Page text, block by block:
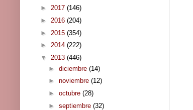
► 2017 (146)
► 2016 (204)
► 2015 (354)
► 2014 (222)
▼ 2013 (446)
► diciembre (14)
► noviembre (12)
► octubre (28)
► septiembre (32)